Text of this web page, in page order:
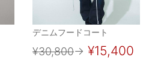
デニムフードコート
¥30,800→ ¥15,400